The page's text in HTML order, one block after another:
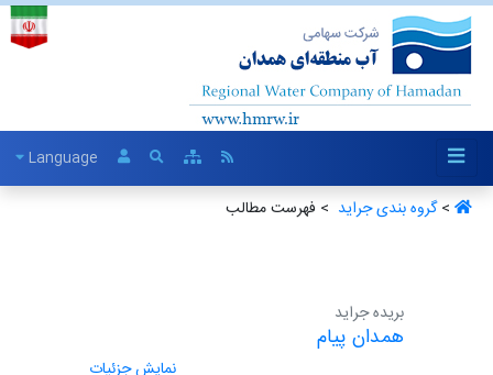
Language
>گروه بندی جراید ‏ > فهرست مطالب
بریده جراید
همدان پیام
نمایش جزئیات